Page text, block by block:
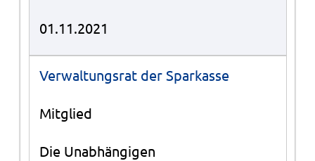
01.11.2021
Verwaltungsrat der Sparkasse
Mitglied
Die Unabhängigen